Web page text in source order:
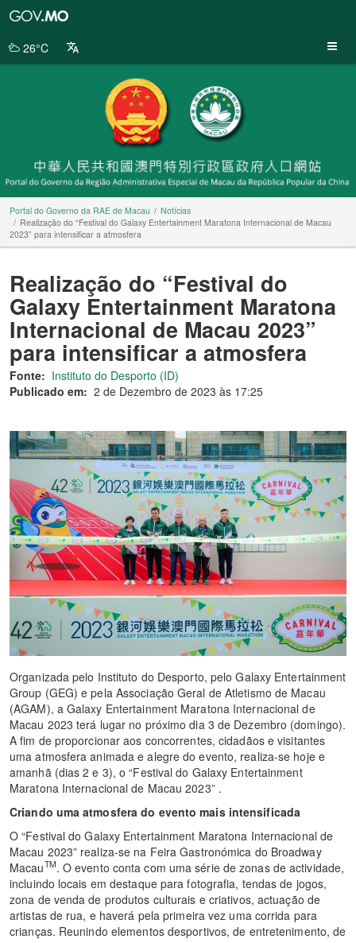
da
26°C
Portal do Governo da RAE de Macau
Notícias
Realização do “Festival do Galaxy Entertainment Maratona Internacional de Macau
2023” para intensificar a atmosfera
Realização do “Festival do
Galaxy Entertainment Maratona
Internacional de Macau 2023”
para intensificar a atmosfera
Fonte: Instituto do Desporto (ID)
Publicado em: 2 de Dezembro de 2023 às 17:25
Organizada pelo Instituto do Desporto, pelo Galaxy Entertainment
Group (GEG) e pela Associação Geral de Atletismo de Macau
(AGAM), a Galaxy Entertainment Maratona Internacional de
Macau 2023 terá lugar no próximo dia 3 de Dezembro (domingo).
A fim de proporcionar aos concorrentes, cidadãos e visitantes
uma atmosfera animada e alegre do evento, realiza-se hoje e
amanhã (dias 2 e 3), o “Festival do Galaxy Entertainment
Maratona Internacional de Macau 2023” .
Criando uma atmosfera do evento mais intensificada
O “Festival do Galaxy Entertainment Maratona Internacional de
Macau 2023” realiza-se na Feira Gastronómica do Broadway
MacauTM. O evento conta com uma série de zonas de actividade,
incluindo locais em destaque para fotografia, tendas de jogos,
zona de venda de produtos culturais e criativos, actuação de
artistas de rua, e haverá pela primeira vez uma corrida para
crianças. Reunindo elementos desportivos, de entretenimento, de